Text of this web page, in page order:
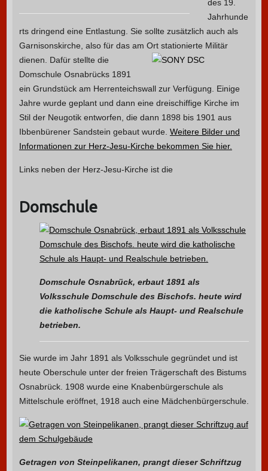
des 19.
Jahrhunde
rts dringend eine Entlastung. Sie sollte zusätzlich auch als
Garnisonskirche, also für das am Ort stationierte Militär
dienen. Dafür stellte die
Domschule Osnabrücks 1891
ein Grundstück am Herrenteichswall zur Verfügung. Einige
Jahre wurde geplant und dann eine dreischiffige Kirche im
Stil der Neugotik entworfen, die dann 1898 bis 1901 aus
Ibbenbürener Sandstein gebaut wurde. Weitere Bilder und
Informationen zur Herz-Jesu-Kirche bekommen Sie hier.
Links neben der Herz-Jesu-Kirche ist die
Domschule
Domschule Osnabrück, erbaut 1891 als
Volksschule Domschule des Bischofs. heute wird
die katholische Schule als Haupt- und Realschule
betrieben.
Sie wurde im Jahr 1891 als Volksschule gegründet und ist
heute Oberschule unter der freien Trägerschaft des Bistums
Osnabrück. 1908 wurde eine Knabenbürgerschule als
Mittelschule eröffnet, 1918 auch eine Mädchenbürgerschule.
Getragen von Steinpelikanen, prangt dieser Schriftzug